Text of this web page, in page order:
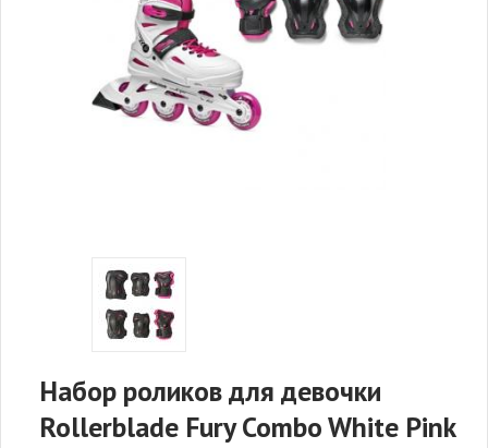
Набор роликов для девочки
Rollerblade Fury Combo White Pink